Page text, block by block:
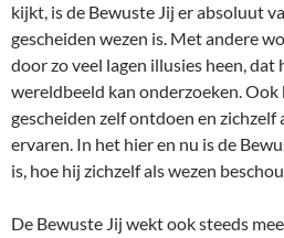
kijkt, is de Bewuste Jij er absoluut
gescheiden wezen is. Met andere
door zo veel lagen illusies heen, dat
wereldbeeld kan onderzoeken.
gescheiden zelf ontdoen en zichzelf
ervaren. In het hier en nu is de
is, hoe hij zichzelf als wezen
De Bewuste Jij wekt ook steeds